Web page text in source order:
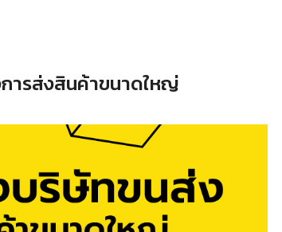
ารส่งสินค้าขนาดใหญ่